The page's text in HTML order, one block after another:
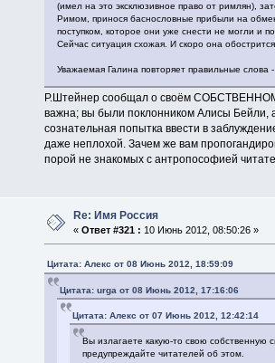
(имел на это эксклюзивное право от римлян),
Римом, принося баснословные прибыли на
поступком, которое они уже снести не могли и
Сейчас ситуация схожая. И скоро она
Уважаемая Галина повторяет правильные слова
Р.Штейнер сообщал о своём СОБСТВЕННОМ
важна; вы были поклонником Алисы Бейли,
сознательная попытка ввести в
даже неплохой. Зачем же вам
порой не знакомых с антропософией
Re: Имя Россия
«Ответ #321 : 10 Июнь 2012, 08:50:26 »
Цитата: Алекс от 08 Июнь 2012, 18:59:09
Цитата: urga от 08 Июнь 2012, 17:16:06
Цитата: Алекс от 07 Июнь 2012, 12:42:14
Вы излагаете какую-то свою собственную
предупреждайте читателей об этом.